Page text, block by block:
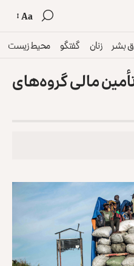
Aa
بشر زنان گفتگو محیط زیست
مالی گروه‌های